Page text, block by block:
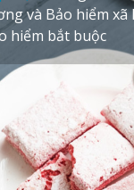
và Bảo hiểm
hiểm bắt buộc